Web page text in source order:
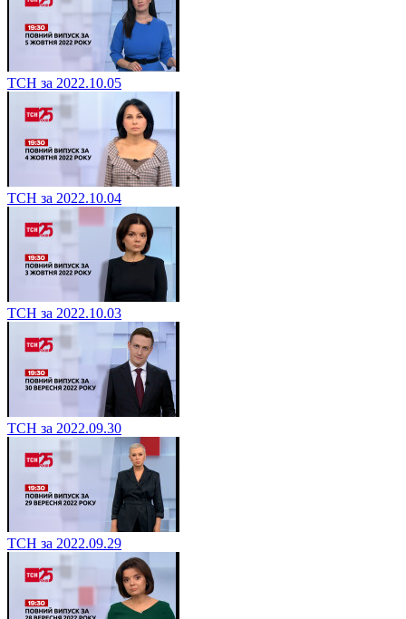
ТСН за 2022.10.05
ТСН за 2022.10.04
ТСН за 2022.10.03
ТСН за 2022.09.30
ТСН за 2022.09.29